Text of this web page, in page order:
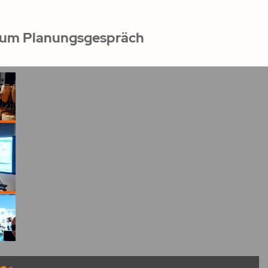
Planungsgespräch